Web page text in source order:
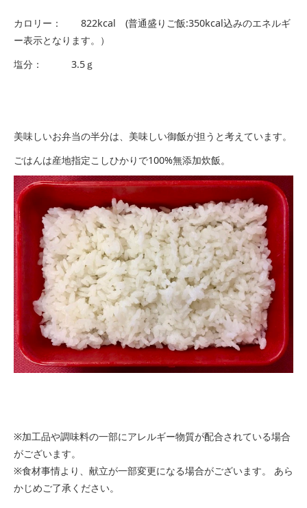
カロリー： 822kcal (普通盛りご飯:350kcal込みのエネルギ
ー表示となります。）
塩分： 3.5ｇ
美味しいお弁当の半分は、美味しい御飯が担うと考えています。
ごはんは産地指定こしひかりで100%無添加炊飯。
※加工品や調味料の一部にアレルギー物質が配合されている場合
がございます。
※食材事情より、献立が一部変更になる場合がございます。 あら
かじめご了承ください。